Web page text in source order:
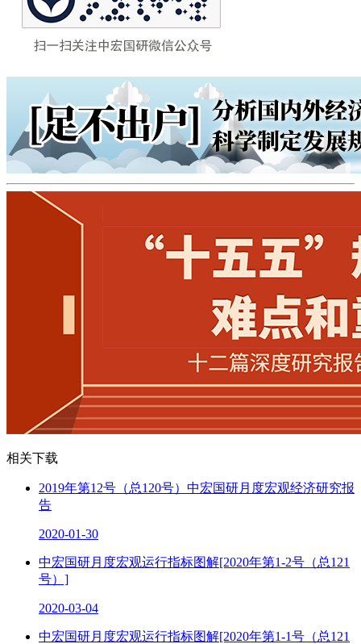
相关下载
2019年第12号（总120号）中宏国研月度宏观经济研究报
告
2020-01-30
中宏国研月度宏观运行指标图解[2020年第1-2号（总121
号）]
2020-03-04
中宏国研月度宏观运行指标图解[2020年第1-1号（总121